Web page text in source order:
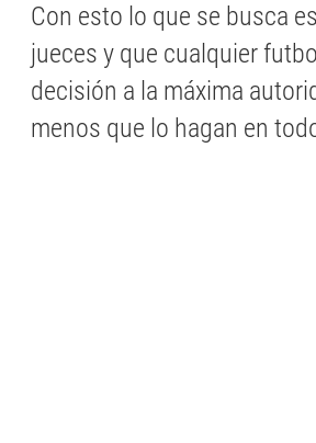
Con esto lo que se busca
jueces y que cualquier
decisión a la máxima
menos que lo hagan en